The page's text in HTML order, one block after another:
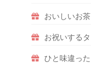
おいしいお
お祝いする
ひと味違っ